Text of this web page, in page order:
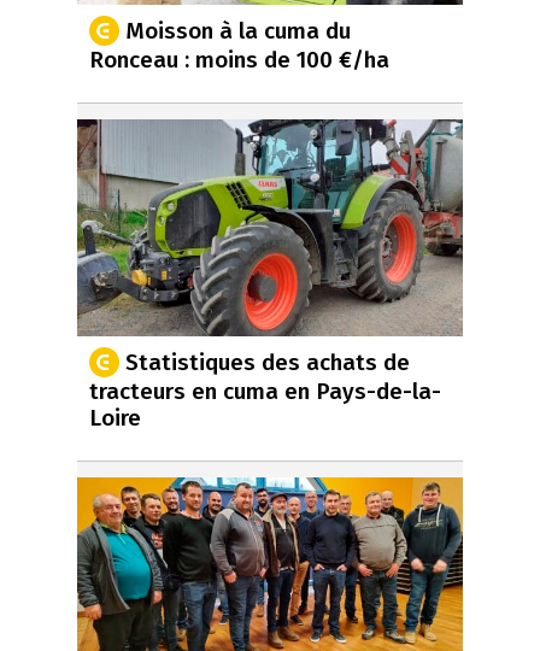
Moisson à la cuma du
Ronceau : moins de 100 €/ha
Statistiques des achats de
tracteurs en cuma en Pays-de-la-
Loire